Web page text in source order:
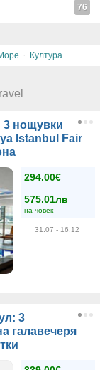
76
· Култура
3 нощувки
Istanbul Fair
294.00€
575.01лв
на човек
31.07 - 16.12
3
галавечеря